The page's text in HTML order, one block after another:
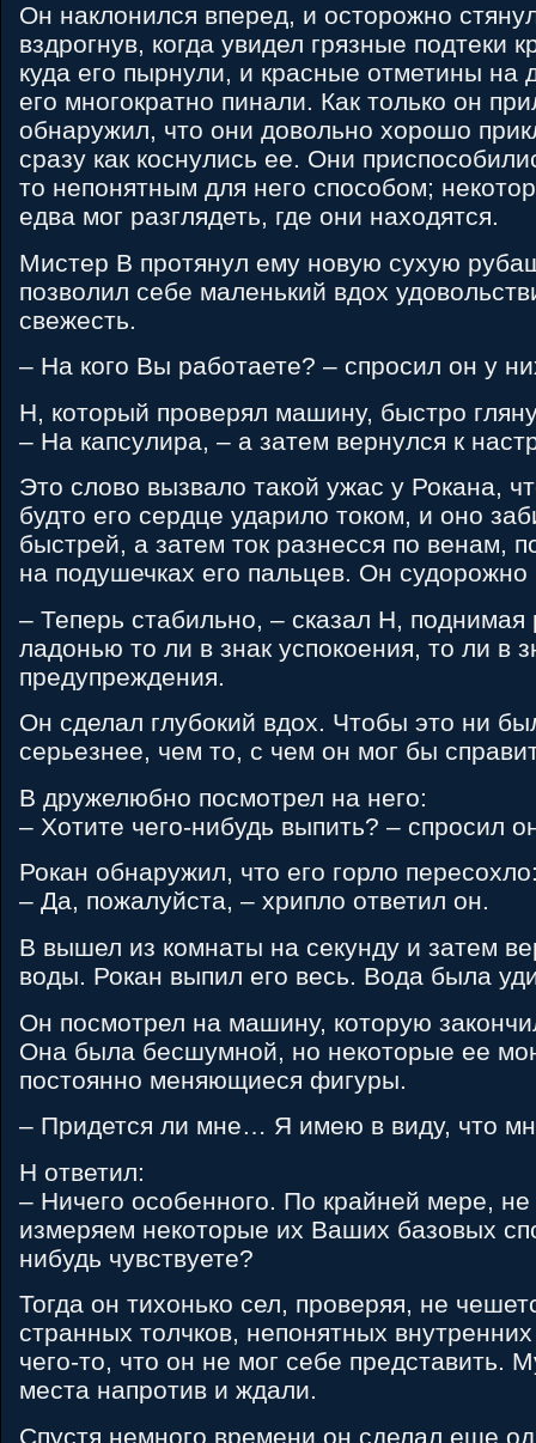
Он наклонился вперед, и осторожно
вздрогнув, когда увидел грязные подтеки
куда его пырнули, и красные отметины на
его многократно пинали. Как только он
обнаружил, что они довольно хорошо
сразу как коснулись ее. Они
то непонятным для него способом;
едва мог разглядеть, где они находятся.
Мистер B протянул ему новую сухую
позволил себе маленький вдох
свежесть.
– На кого Вы работаете? – спросил он у
H, который проверял машину, быстро
– На капсулира, – а затем вернулся к
Это слово вызвало такой ужас у Рокана,
будто его сердце ударило током, и оно
быстрей, а затем ток разнесся по венам,
на подушечках его пальцев. Он судорожно
– Теперь стабильно, – сказал H, поднимая
ладонью то ли в знак успокоения, то ли в
предупреждения.
Он сделал глубокий вдох. Чтобы это ни
серьезнее, чем то, с чем он мог бы
B дружелюбно посмотрел на него:
– Хотите чего-нибудь выпить? – спросил
Рокан обнаружил, что его горло
– Да, пожалуйста, – хрипло ответил он.
B вышел из комнаты на секунду и затем
воды. Рокан выпил его весь. Вода была
Он посмотрел на машину, которую
Она была бесшумной, но некоторые ее
постоянно меняющиеся фигуры.
– Придется ли мне… Я имею в виду, что
H ответил:
– Ничего особенного. По крайней мере,
измеряем некоторые их Ваших базовых
нибудь чувствуете?
Тогда он тихонько сел, проверяя, не
странных толчков, непонятных
чего-то, что он не мог себе представить.
места напротив и ждали.
Спустя немного времени он сделал еще